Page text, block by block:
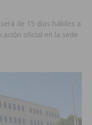
de 15 días hábiles a
oficial en la sede